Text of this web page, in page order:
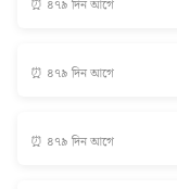
⏰ ৪৭৯ দিন আগে
⏰ ৪৭৯ দিন আগে
⏰ ৪৭৯ দিন আগে